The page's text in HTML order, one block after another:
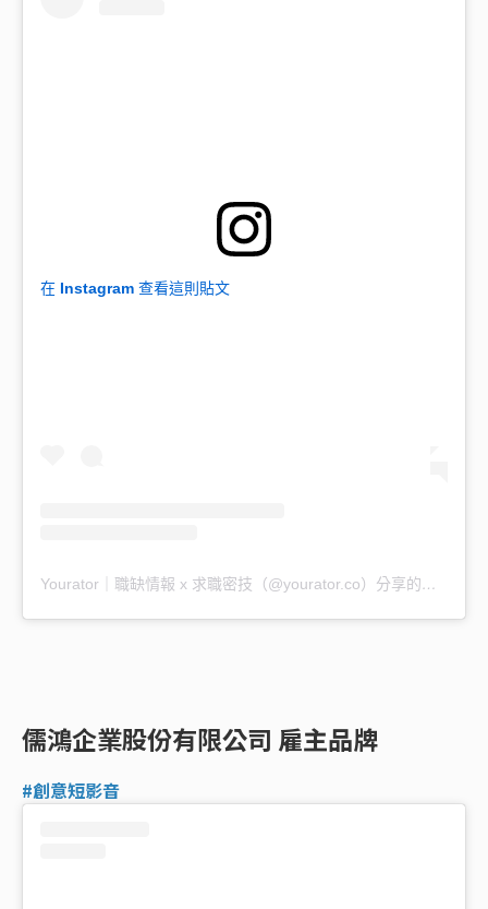
在 Instagram 查看這則貼文
Yourator｜職缺情報 x 求職密技（@yourator.co）分享的貼文
儒鴻企業股份有限公司 雇主品牌
#創意短影音